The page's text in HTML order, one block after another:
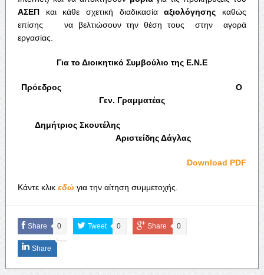
ΑΣΕΠκαι κάθε σχετική διαδικασίααξιολόγησης καθώς
επίσης να βελτιώσουν την θέση τους στην αγορά
εργασίας.
Για το Διοικητικό Συμβούλιο της Ε.Ν.Ε
Πρόεδρος Ο
Γεν. Γραμματέας
Δημήτριος Σκουτέλης
Αριστείδης Δάγλας
Download PDF
Κάντε κλικ εδώγια την αίτηση συμμετοχής.
Share 0 Tweet 0 Share 0
Share